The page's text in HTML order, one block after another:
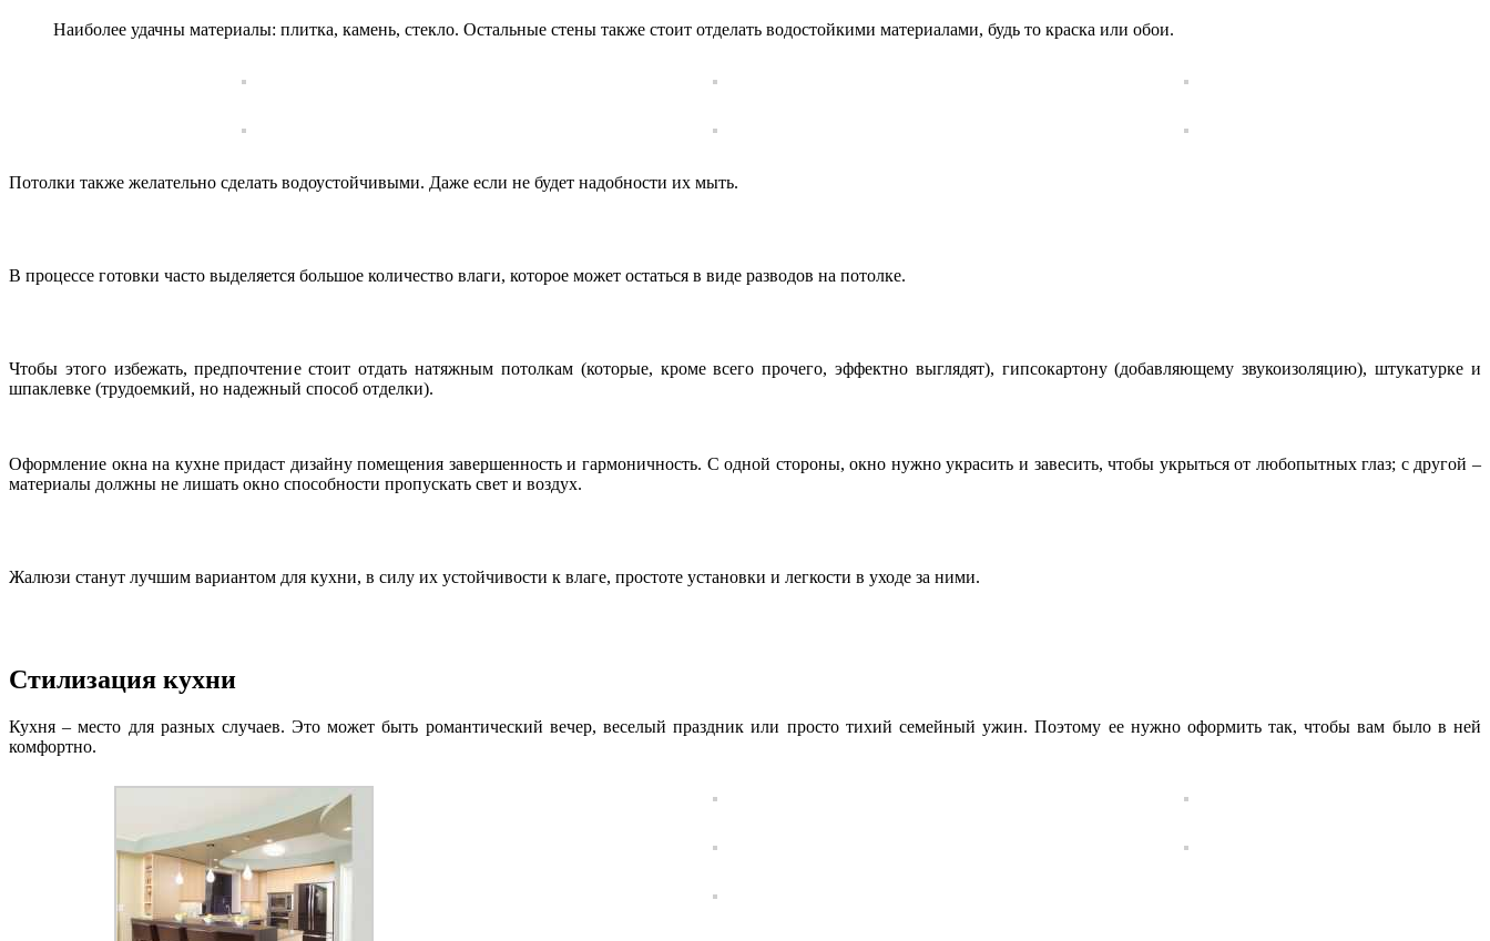
Наиболее удачны материалы: плитка, камень, стекло. Остальные стены также стоит отделать водостойкими материалами, будь то краска или обои.
Потолки также желательно сделать водоустойчивыми. Даже если не будет надобности их мыть.
В процессе готовки часто выделяется большое количество влаги, которое может остаться в виде разводов на потолке.
Чтобы этого избежать, предпочтение стоит отдать натяжным потолкам (которые, кроме всего прочего, эффектно выглядят), гипсокартону (добавляющему звукоизоляцию), штукатурке и
шпаклевке (трудоемкий, но надежный способ отделки).
Оформление окна на кухне придаст дизайну помещения завершенность и гармоничность. С одной стороны, окно нужно украсить и завесить, чтобы укрыться от любопытных глаз; с другой –
материалы должны не лишать окно способности пропускать свет и воздух.
Жалюзи станут лучшим вариантом для кухни, в силу их устойчивости к влаге, простоте установки и легкости в уходе за ними.
Стилизация кухни
Кухня – место для разных случаев. Это может быть романтический вечер, веселый праздник или просто тихий семейный ужин. Поэтому ее нужно оформить так, чтобы вам было в ней
комфортно.